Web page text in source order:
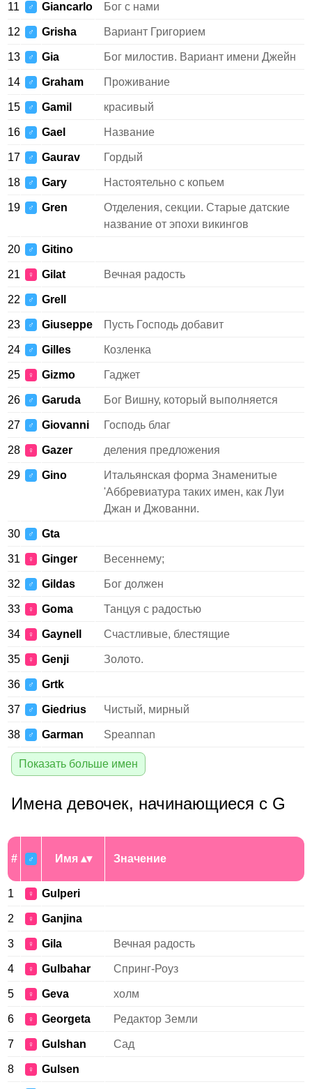
11 ♂ Giancarlo Бог с нами
12 ♂ Grisha Вариант Григорием
13 ♂ Gia Бог милостив. Вариант имени Джейн
14 ♂ Graham Проживание
15 ♂ Gamil красивый
16 ♂ Gael Название
17 ♂ Gaurav Гордый
18 ♂ Gary Настоятельно с копьем
19 ♂ Gren
Отделения, секции. Старые датские
название от эпохи викингов
20 ♂ Gitino
21 ♀ Gilat Вечная радость
22 ♂ Grell
23 ♂ Giuseppe Пусть Господь добавит
24 ♂ Gilles Козленка
25 ♀ Gizmo Гаджет
26 ♂ Garuda Бог Вишну, который выполняется
27 ♂ Giovanni Господь благ
28 ♀ Gazer деления предложения
29 ♂ Gino
Итальянская форма Знаменитые
'Аббревиатура таких имен, как Луи
Джан и Джованни.
30 ♂ Gta
31 ♀ Ginger Весеннему;
32 ♂ Gildas Бог должен
33 ♀ Goma Танцуя с радостью
34 ♀ Gaynell Счастливые, блестящие
35 ♀ Genji Золото.
36 ♂ Grtk
37 ♂ Giedrius Чистый, мирный
38 ♂ Garman Speannan
Показать больше имен
Имена девочек, начинающиеся с G
# ♂ Имя Значение
1 ♀ Gulperi
2 ♀ Ganjina
3 ♀ Gila Вечная радость
4 ♀ Gulbahar Спринг-Роуз
5 ♀ Geva холм
6 ♀ Georgeta Редактор Земли
7 ♀ Gulshan Сад
8 ♀ Gulsen